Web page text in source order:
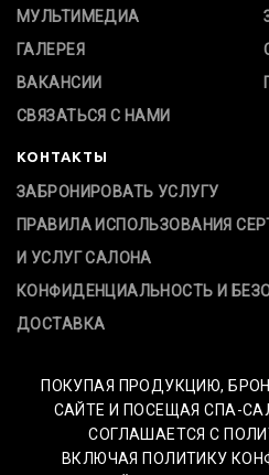
МУЛЬТИМЕДИА
ГАЛЕРЕЯ
ВАКАНСИИ
СВЯЗАТЬСЯ С НАМИ
КОНТАКТЫ
ЗАБРОНИРОВАТЬ УСЛУГУ
ПРАВИЛА ИСПОЛЬЗОВАНИЯ
И УСЛУГ САЛОНА
КОНФИДЕНЦИАЛЬНОСТЬ И
ДОСТАВКА
ПОКУПАЯ ПРОДУКЦИЮ,
САЙТЕ И ПОСЕЩАЯ СПА-
СОГЛАШАЕТСЯ С
ВКЛЮЧАЯ ПОЛИТИКУ